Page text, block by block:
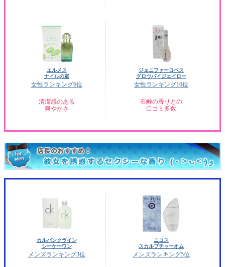
エルメス
ナイルの庭
女性ランキング6位
清潔感のある
爽やかさ
ジェニファーロペス
グロウバイジェイロー
女性ランキング10位
石鹸の香りとの
口コミ多数
カルバンクライン
シーケーワン
メンズランキング3位
ニコス
スカルプチャーオム
メンズランキング5位